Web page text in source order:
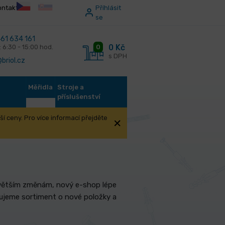
Příhlásit
se
634 161
6:30 - 15:00 hod. 0 0 Kč
s DPH
Měřidla
Stroje a
příslušenství
ceny. Pro více informací přejděte
změnám, nový e-shop lépe
sortiment o nové položky a